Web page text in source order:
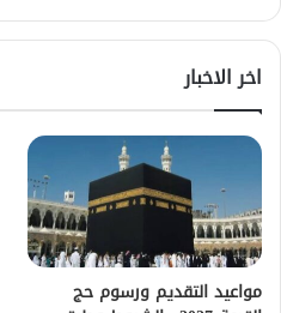
اخر الاخبار
مواعيد التقديم ورسوم حج